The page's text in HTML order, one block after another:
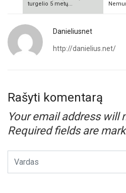
turgelio 5 metų...
Danieliusnet
http://danielius.net/
Rašyti komentarą
Your email address will
Required fields are